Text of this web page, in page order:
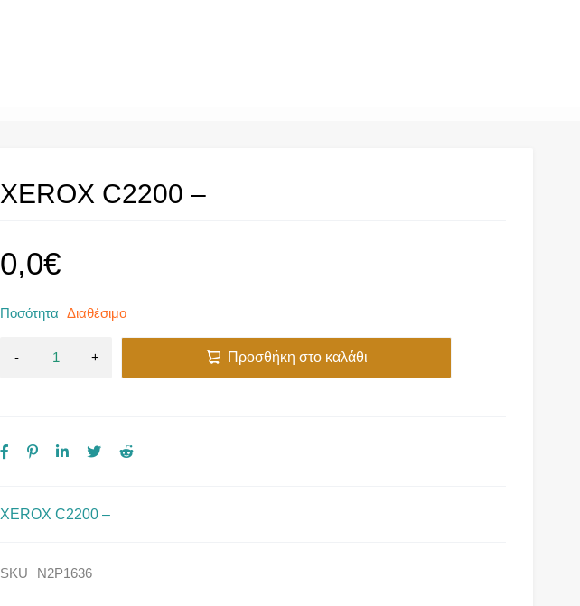
XEROX C2200 –
XEROX C2200 –
0,0€
Ποσότητα Διαθέσιμο
Προσθήκη στο καλάθι
SKU N2P1636